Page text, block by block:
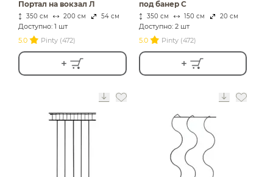
Портал на вокзал Л
350 см 200 см 54 см
Доступно: 1 шт
5.0
Pinty (472)
под банер С
350 см 150 см 20 см
Доступно: 2 шт
5.0
Pinty (472)